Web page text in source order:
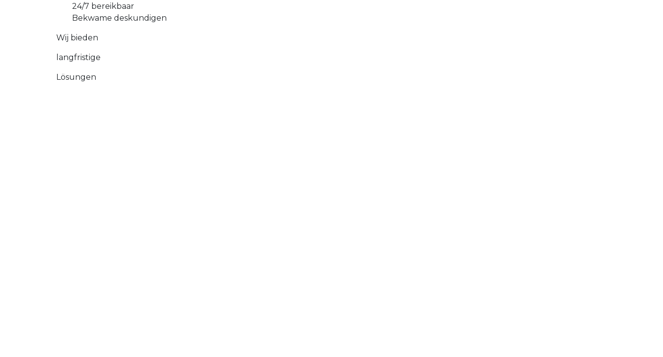
24/7 bereikbaar
Bekwame deskundigen
Wij bieden
langfristige
Lösungen